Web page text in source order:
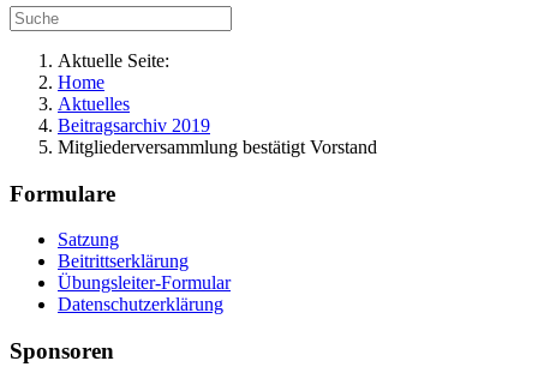
Aktuelle Seite:
Home
Aktuelles
Beitragsarchiv 2019
Mitgliederversammlung bestätigt Vorstand
Formulare
Satzung
Beitrittserklärung
Übungsleiter-Formular
Datenschutzerklärung
Sponsoren